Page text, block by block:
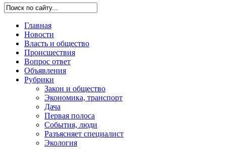
Главная
Новости
Власть и общество
Происшествия
Вопрос ответ
Объявления
Рубрики
Закон и общество
Экономика, транспорт
Дача
Первая полоса
События, люди
Разъясняет специалист
Экология